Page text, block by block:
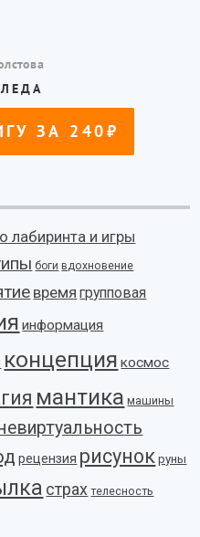
лабиринта и игры
боги вдохновение
время групповая
информация
концепция космос
мантика машины
рецензия рисунок руны
страх телесность